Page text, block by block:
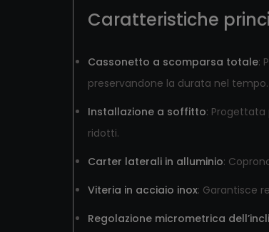
Caratteristiche
Cassonetto a scomparsa totale:
preservandone la durata nel tempo.
Installazione a soffitto: Progettata
ridotti.
Carter laterali in alluminio:
Viteria in acciaio inox: Garantisce
Regolazione micrometrica